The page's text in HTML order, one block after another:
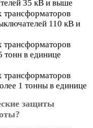
35 кВ и выше
трансформаторов
110 кВ и
трансформаторов
тонн в единице
трансформаторов
1 тонны в единице
защиты